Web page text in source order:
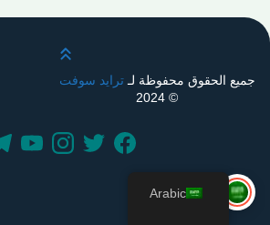
قم بالتمرير
جميع الحقوق محفوظة لـترايد سوفت
© 2024
Arabic